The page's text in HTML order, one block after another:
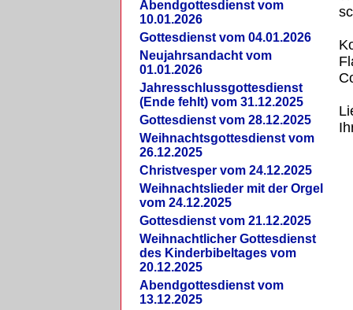
Abendgottesdienst vom
10.01.2026
Gottesdienst vom 04.01.2026
Neujahrsandacht vom
01.01.2026
Jahresschlussgottesdienst
(Ende fehlt) vom 31.12.2025
Gottesdienst vom 28.12.2025
Weihnachtsgottesdienst vom
26.12.2025
Christvesper vom 24.12.2025
Weihnachtslieder mit der Orgel
vom 24.12.2025
Gottesdienst vom 21.12.2025
Weihnachtlicher Gottesdienst
des Kinderbibeltages vom
20.12.2025
Abendgottesdienst vom
13.12.2025